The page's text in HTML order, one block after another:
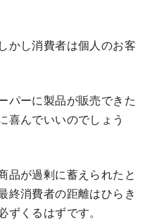
かし消費者は個人のお客
パーに製品が販売できた
喜んでいいのでしょう
品が過剰に蓄えられたと
終消費者の距離はひらき
くるはずです。